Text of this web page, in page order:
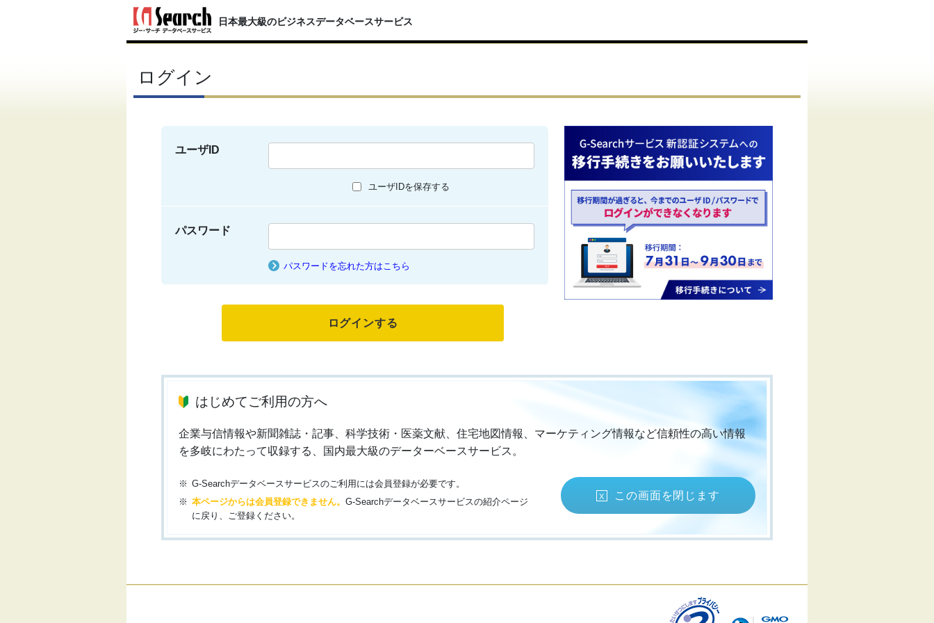
日本最大級のビジネスデータベースサービス
ログイン
ユーザID
ユーザIDを保存する
パスワード
パスワードを忘れた方はこちら
はじめてご利用の方へ
企業与信情報や新聞雑誌・記事、科学技術・医薬文献、住宅地図情報、マーケティング情報など信頼性の高い情報
を多岐にわたって収録する、国内最大級のデーターベースサービス。
G-Searchデータベースサービスのご利用には会員登録が必要です。
本ページからは会員登録できません。G-Searchデータベースサービスの紹介ページ
に戻り、ご登録ください。
この画面を閉じます